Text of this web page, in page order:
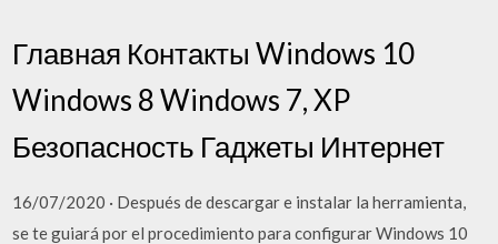
Главная Контакты Windows 10
Windows 8 Windows 7, XP
Безопасность Гаджеты Интернет
16/07/2020 · Después de descargar e instalar la herramienta,
se te guiará por el procedimiento para configurar Windows 10